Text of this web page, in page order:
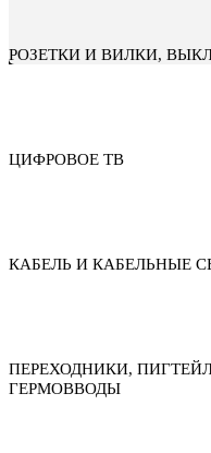
РОЗЕТКИ И ВИЛКИ,
ЦИФРОВОЕ ТВ
КАБЕЛЬ И КАБЕЛЬНЫЕ
ПЕРЕХОДНИКИ,
ГЕРМОВВОДЫ